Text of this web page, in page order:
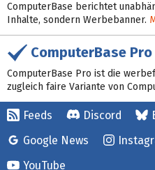
ComputerBase berichtet
Inhalte, sondern Werbebanner.
ComputerBase Pro
ComputerBase Pro ist die
zugleich faire Variante von
Feeds Discord
Google News
YouTube